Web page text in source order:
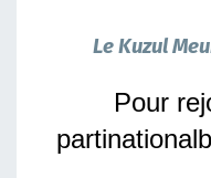
Le Kuzul
Pour